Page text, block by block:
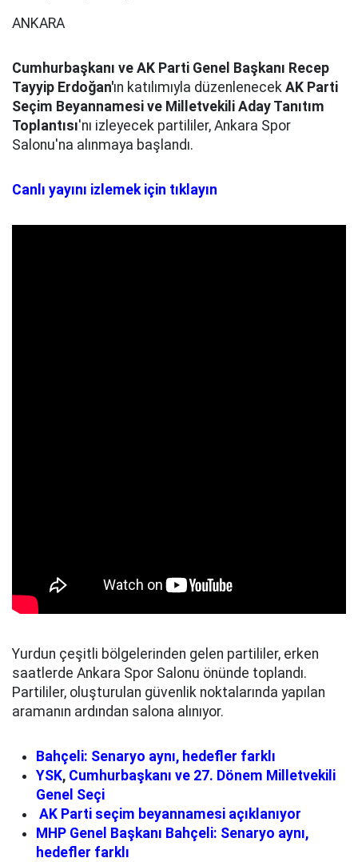
ANKARA
Cumhurbaşkanı ve AK Parti Genel Başkanı Recep
Tayyip Erdoğan'ın katılımıyla düzenlenecek AK Parti
Seçim Beyannamesi ve Milletvekili Aday Tanıtım
Toplantısı'nı izleyecek partililer, Ankara Spor
Salonu'na alınmaya başlandı.
Canlı yayını izlemek için tıklayın
Yurdun çeşitli bölgelerinden gelen partililer, erken
saatlerde Ankara Spor Salonu önünde toplandı.
Partililer, oluşturulan güvenlik noktalarında yapılan
aramanın ardından salona alınıyor.
Bahçeli: Senaryo aynı, hedefler farklı
YSK, Cumhurbaşkanı ve 27. Dönem Milletvekili
Genel Seçi
AK Parti seçim beyannamesi açıklanıyor
MHP Genel Başkanı Bahçeli: Senaryo aynı,
hedefler farklı